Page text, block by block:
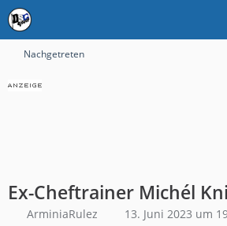
Nachgetreten
Ex-Cheftrainer Michél
ArminiaRulez 13. Juni 2023 um